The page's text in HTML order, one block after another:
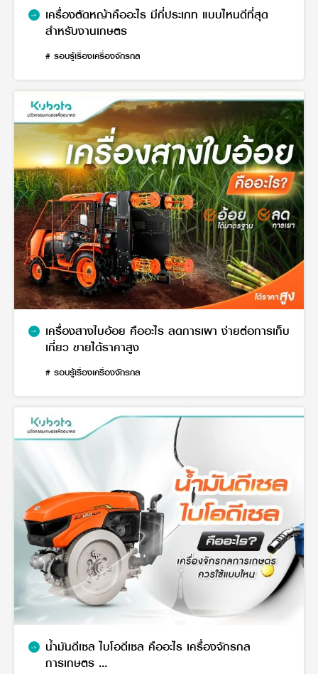
เครื่องตัดหญ้าคืออะไร มีกี่ประเภท แบบไหนดีที่สุด
สำหรับงานเกษตร
# รอบรู้เรื่องเครื่องจักรกล
เครื่องสางใบอ้อย คืออะไร ลดการเผา ง่ายต่อการเก็บ
เกี่ยว ขายได้ราคาสูง
# รอบรู้เรื่องเครื่องจักรกล
น้ำมันดีเซล ไบโอดีเซล คืออะไร เครื่องจักรกล
การเกษตร